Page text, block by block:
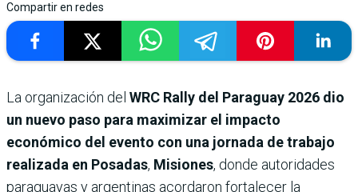
Compartir en redes
La organización del WRC Rally del Paraguay 2026 dio
un nuevo paso para maximizar el impacto
económico del evento con una jornada de trabajo
realizada en Posadas, Misiones, donde autoridades
paraguayas y argentinas acordaron fortalecer la